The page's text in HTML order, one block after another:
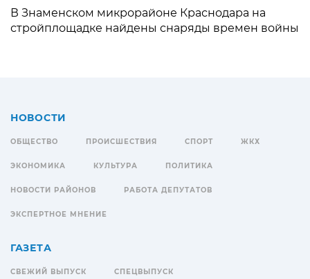
В Знаменском микрорайоне Краснодара на
стройплощадке найдены снаряды времен войны
НОВОСТИ
ОБЩЕСТВО ПРОИСШЕСТВИЯ СПОРТ ЖКХ
ЭКОНОМИКА КУЛЬТУРА ПОЛИТИКА
НОВОСТИ РАЙОНОВ РАБОТА ДЕПУТАТОВ
ЭКСПЕРТНОЕ МНЕНИЕ
ГАЗЕТА
СВЕЖИЙ ВЫПУСК СПЕЦВЫПУСК